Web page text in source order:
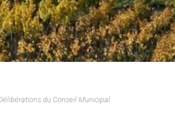
du Conseil Municipal